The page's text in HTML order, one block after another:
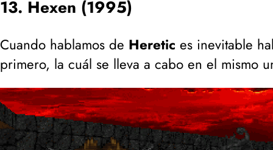
13. Hexen (1995)
Cuando hablamos de Heretic es inevitable
primero, la cuál se lleva a cabo en el mismo